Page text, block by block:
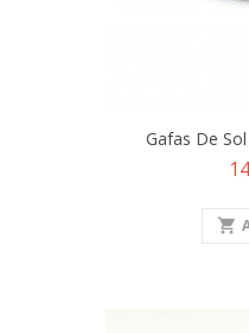
Gafas De Sol
shopping_cart